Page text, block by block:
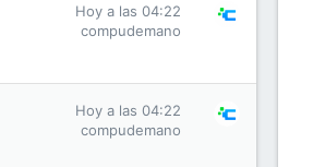
Hoy a las 04:22
compudemano
Hoy a las 04:22
compudemano